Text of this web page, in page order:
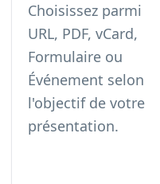
Choisissez parmi
URL, PDF, vCard,
Formulaire ou
Événement selon
l'objectif de votre
présentation.